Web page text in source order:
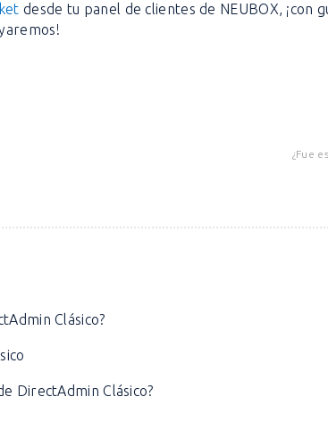
desde tu panel de clientes de NEUBOX, ¡con
¿Fue
Clásico?
DirectAdmin Clásico?